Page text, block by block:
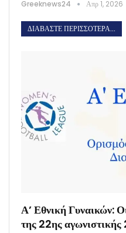
Greeknews24 Απρ 1, 2026
ΔΙΑΒΆΣΤΕ ΠΕΡΙΣΣΌΤΕΡΑ...
Α’ Εθνική Γυναικών:
της 22ης